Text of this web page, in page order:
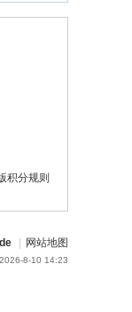
积分规则
网站地图
8-10 14:23